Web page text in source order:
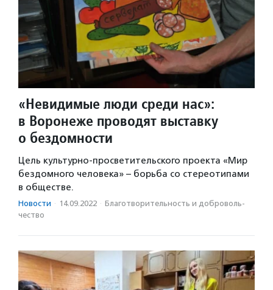
«Невидимые люди среди нас»:
в Воронеже проводят выставку
о бездомности
Цель культурно-просветительского проекта «Мир
бездомного человека» – борьба со стереотипами
в обществе.
Новости · 14.09.2022 · Благотвори­тель­ность и доброволь­
чест­во